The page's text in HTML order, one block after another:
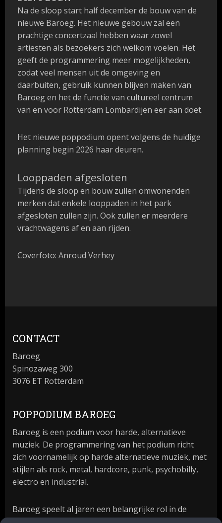
Na de sloop start half december de bouw van de
nieuwe Baroeg. Het nieuwe gebouw zal een
prachtige concertzaal hebben waar zowel
artiesten als bezoekers zich welkom voelen. Het
geeft de programmering meer mogelijkheden,
zodat veel mensen uit de omgeving en
daarbuiten, gebruik kunnen blijven maken van
Baroeg en het de functie van cultureel centrum
van en voor Rotterdam Lombardijen eer aan doet.
Het nieuwe poppodium opent volgens de huidige
planning begin 2026 haar deuren.
Looppaden afgesloten
Tijdens de sloop en bouw zullen omwonenden
merken dat enkele looppaden in het park
afgesloten zullen zijn. Ook zullen er meerdere
vrachtwagens af en aan rijden.
Coverfoto: Anroud Verhey
CONTACT
Baroeg
Spinozaweg 300
3076 ET Rotterdam
POPPODIUM BAROEG
Baroeg is een podium voor harde, alternatieve
muziek. De programmering van het podium richt
zich voornamelijk op harde alternatieve muziek, met
stijlen als rock, metal, hardcore, punk, psychobilly,
electro en industrial.
Baroeg speelt al jaren een belangrijke rol in de